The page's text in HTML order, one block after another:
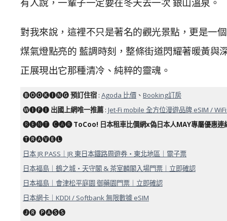
對我來說，這裡不只是著名的觀光景點，更是一
煤氣燈點亮的 藍調時刻，整條街道閃耀著暖黃與
正展現出它那種清冷、純粹的靈魂。
🅑🅞🅞🅚🅘🅝🅖預訂住宿 : Agoda 比價 、 Booking訂房
🅦🅘🅕🅘 出國上網唯一推薦 : Jet-Fi mobile 全方位漫遊品牌 eSIM /
🅡🅔🅝🅣 ​ 🅒🅐🅡 ToCoo! 日本租車比價網x偽日本人MAY專屬優惠連
🅣🅡🅐🅥🅔🅛
日本 JR PASS｜JR 東日本鐵路周遊券・東北地區｜電子票
日本福島｜鶴之城・天守閣 & 茶室麟閣入場門票｜立即確認
日本福島｜會津松平庭園 御藥園門票｜立即確認
日本網卡｜KDDI / Softbank 無限數據 eSIM
🅙🅡 ​ 🅟🅐🅢🅢